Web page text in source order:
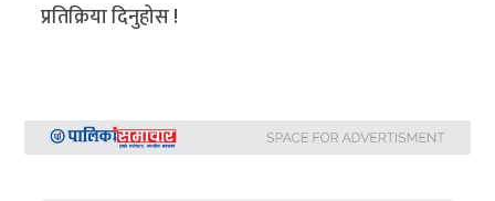
प्रतिक्रिया दिनुहोस !